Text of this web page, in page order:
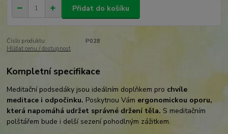
Přidat do košíku
Číslo produktu:
P028
Hlídat cenu / dostupnost
Kompletní specifikace
Meditační podsedáky jsou ideálním doplňkem pro chvíle
meditace i odpočinku. Poskytnou Vám ergonomickou oporu,
která napomáhá udržet správné držení těla. S meditačním
polštářem bude i delší sezení pohodlným zážitkem.